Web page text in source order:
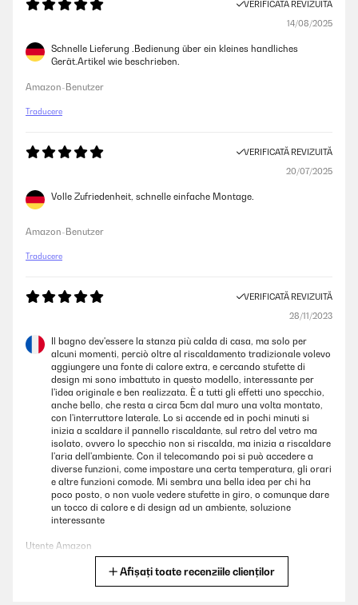
VERIFICATĂ REVIZUITĂ
14/08/2025
Schnelle Lieferung .Bedienung über ein kleines handliches
Gerät.Artikel wie beschrieben.
Amazon-Benutzer
Traducere
VERIFICATĂ REVIZUITĂ
20/07/2025
Volle Zufriedenheit, schnelle einfache Montage.
Amazon-Benutzer
Traducere
VERIFICATĂ REVIZUITĂ
28/11/2023
Il bagno dev'essere la stanza più calda di casa, ma solo per
alcuni momenti, perciò oltre al riscaldamento tradizionale volevo
aggiungere una fonte di calore extra, e cercando stufette di
design mi sono imbattuto in questo modello, interessante per
l'idea originale e ben realizzata. È a tutti gli effetti uno specchio,
anche bello, che resta a circa 5cm dal muro una volta montato,
con l'interruttore laterale. Lo si accende ed in pochi minuti si
inizia a scaldare il pannello riscaldante, sul retro del vetro ma
isolato, ovvero lo specchio non si riscalda, ma inizia a riscaldare
l'aria dell'ambiente. Con il telecomando poi si può accedere a
diverse funzioni, come impostare una certa temperatura, gli orari
e altre funzioni comode. Mi sembra una bella idea per chi ha
poco posto, o non vuole vedere stufette in giro, o comunque dare
un tocco di calore e di design ad un ambiente, soluzione
interessante
Utente Amazon
Afișați toate recenziile clienților